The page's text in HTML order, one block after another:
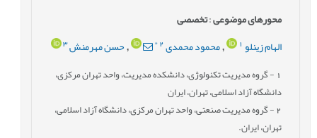
محورهای موضوعی:تخصصی
الهام زینلو1
,محمود محمدی 2
*
,حسن مهرمنش 3
- گروه مدیریت تکنولوژی، دانشکده مدیریت، واحد تهران مرکزی،
دانشگاه آزاد اسلامی، تهران، ایران
2- گروه مدیریت صنعتی، واحد تهران مرکزی، دانشگاه آزاد اسلامی،
تهران، ایران.